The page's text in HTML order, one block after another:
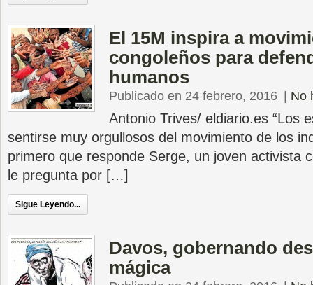
El 15M inspira a
congoleños para
humanos
Publicado en 24 febrero, 2016 No
Antonio Trives/ eldiario.es “Los
sentirse muy orgullosos del movimiento de los
primero que responde Serge, un joven activista
le pregunta por […]
Sigue Leyendo...
Davos, gobernando
mágica